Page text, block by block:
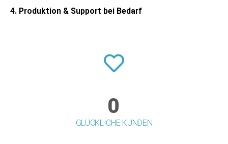
4. Produktion & Support bei Bedarf
0
GLÜCKLICHE KUNDEN